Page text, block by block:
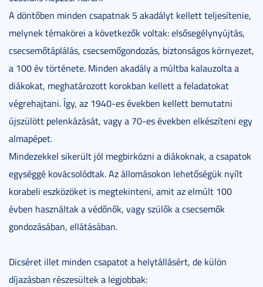
A döntőben minden csapatnak 5 akadályt kellett teljesítenie,
melynek témakörei a következők voltak: elsősegélynyújtás,
csecsemőtáplálás, csecsemőgondozás, biztonságos környezet,
a 100 év története. Minden akadály a múltba kalauzolta a
diákokat, meghatározott korokban kellett a feladatokat
végrehajtani. Így, az 1940-es években kellett bemutatni
újszülött pelenkázását, vagy a 70-es években elkészíteni egy
almapépet.
Mindezekkel sikerült jól megbirkózni a diákoknak, a csapatok
egységgé kovácsolódtak. Az állomásokon lehetőségük nyílt
korabeli eszközöket is megtekinteni, amit az elmúlt 100
évben használtak a védőnők, vagy szülők a csecsemők
gondozásában, ellátásában.
Dicséret illet minden csapatot a helytállásért, de külön
díjazásban részesültek a legjobbak: